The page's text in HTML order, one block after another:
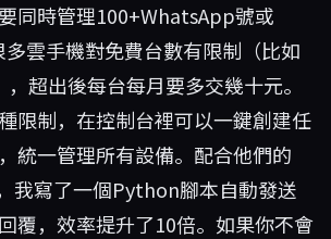
同時管理100+WhatsApp號或
雲手機對免費台數有限制（比如
超出後每台每月要多交幾十元。
限制，在控制台裡可以一鍵創建任
統一管理所有設備。配合他們的
我寫了一個Python腳本自動發送
覆，效率提升了10倍。如果你不會